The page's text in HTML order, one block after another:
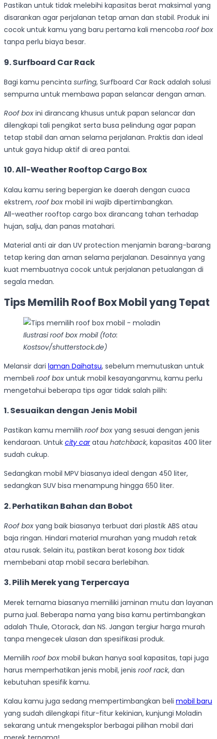
Pastikan untuk tidak melebihi kapasitas berat maksimal yang
disarankan agar perjalanan tetap aman dan stabil. Produk ini
cocok untuk kamu yang baru pertama kali mencoba roof box
tanpa perlu biaya besar.
9. Surfboard Car Rack
Bagi kamu pencinta surfing, Surfboard Car Rack adalah solusi
sempurna untuk membawa papan selancar dengan aman.
Roof box ini dirancang khusus untuk papan selancar dan
dilengkapi tali pengikat serta busa pelindung agar papan
tetap stabil dan aman selama perjalanan. Praktis dan ideal
untuk gaya hidup aktif di area pantai.
10. All-Weather Rooftop Cargo Box
Kalau kamu sering bepergian ke daerah dengan cuaca
ekstrem, roof box mobil ini wajib dipertimbangkan.
All-weather rooftop cargo box dirancang tahan terhadap
hujan, salju, dan panas matahari.
Material anti air dan UV protection menjamin barang-barang
tetap kering dan aman selama perjalanan. Desainnya yang
kuat membuatnya cocok untuk perjalanan petualangan di
segala medan.
Tips Memilih Roof Box Mobil yang Tepat
Ilustrasi roof box mobil (foto:
Kostsov/shutterstock.de)
Melansir dari laman Daihatsu, sebelum memutuskan untuk
membeli roof box untuk mobil kesayanganmu, kamu perlu
mengetahui beberapa tips agar tidak salah pilih:
1. Sesuaikan dengan Jenis Mobil
Pastikan kamu memilih roof box yang sesuai dengan jenis
kendaraan. Untuk city caratau hatchback, kapasitas 400 liter
sudah cukup.
Sedangkan mobil MPV biasanya ideal dengan 450 liter,
sedangkan SUV bisa menampung hingga 650 liter.
2. Perhatikan Bahan dan Bobot
Roof box yang baik biasanya terbuat dari plastik ABS atau
baja ringan. Hindari material murahan yang mudah retak
atau rusak. Selain itu, pastikan berat kosong box tidak
membebani atap mobil secara berlebihan.
3. Pilih Merek yang Terpercaya
Merek ternama biasanya memiliki jaminan mutu dan layanan
purna jual. Beberapa nama yang bisa kamu pertimbangkan
adalah Thule, Otorack, dan NS. Jangan tergiur harga murah
tanpa mengecek ulasan dan spesifikasi produk.
Memilih roof box mobil bukan hanya soal kapasitas, tapi juga
harus memperhatikan jenis mobil, jenis roof rack, dan
kebutuhan spesifik kamu.
Kalau kamu juga sedang mempertimbangkan beli mobil baru
yang sudah dilengkapi fitur-fitur kekinian, kunjungi Moladin
sekarang untuk mengeksplor berbagai pilihan mobil dari